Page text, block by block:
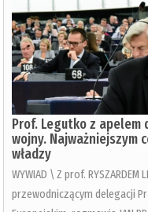
Prof. Legutko z apelem
wojny. Najważniejszym
władzy
WYWIAD \ Z prof.
przewodniczącym delegacji